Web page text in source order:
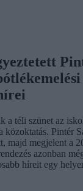
a téli szünet az
közoktatás. Pintér
majd megjelent a
azonban
híreit egy